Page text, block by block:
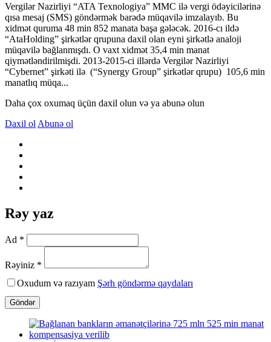
Vergilər Nazirliyi “ATA Texnologiya” MMC ilə vergi ödəyicilərinə
qısa mesaj (SMS) göndərmək barədə müqavilə imzalayıb. Bu
xidmət quruma 48 min 852 manata başa gələcək. 2016-cı ildə
“AtaHolding” şirkətlər qrupuna daxil olan eyni şirkətlə analoji
müqavilə bağlanmışdı. O vaxt xidmət 35,4 min manat
qiymətləndirilmişdi. 2013-2015-ci illərdə Vergilər Nazirliyi
“Cybernet” şirkəti ilə (“Synergy Group” şirkətlər qrupu) 105,6 min
manatlıq müqa...
Daha çox oxumaq üçün daxil olun və ya abunə olun
Daxil ol Abunə ol
Rəy yaz
Ad *
Rəyiniz *
Oxudum və razıyam Şərh göndərmə qaydaları
Göndər